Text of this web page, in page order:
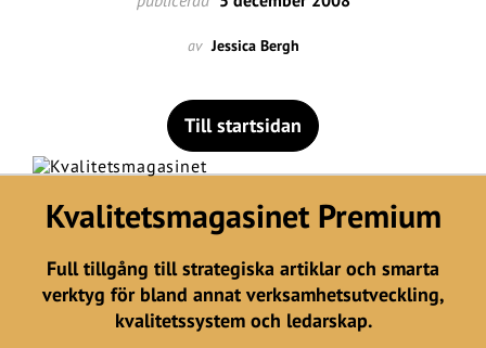
av Jessica Bergh
Till startsidan
Kvalitetsmagasinet Premium
Full tillgång till strategiska artiklar och smarta
verktyg för bland annat verksamhetsutveckling,
kvalitetssystem och ledarskap.